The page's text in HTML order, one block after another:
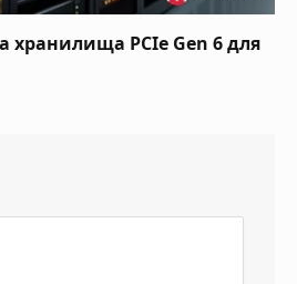
хранилища PCIe Gen 6 для